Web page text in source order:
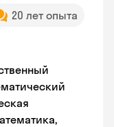
20 лет опыта